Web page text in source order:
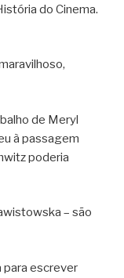
do Cinema.
de Meryl
à passagem
poderia
– são
para escrever